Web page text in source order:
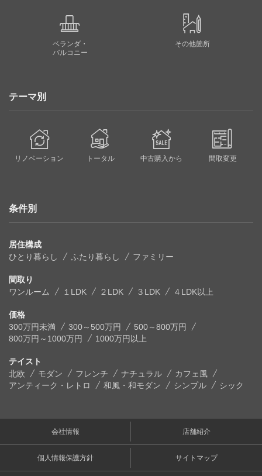
ベランダ・
バルコニー
その他箇所
テーマ別
リノベーション トータル 中古購入から 間取変更
条件別
居住構成
ひとり暮らし
ふたり暮らし ファミリー
間取り
ワンルーム
１LDK ２LDK ３LDK ４LDK以上
価格
300万円未満
300～500万円
500～800万円
800万円～1000万円
1000万円以上
テイスト
北欧
モダン フレンチ ナチュラル
カフェ風
アンティーク・レトロ
和風・和モダン シンプル シック
会社情報 店舗紹介
個人情報保護方針 サイトマップ